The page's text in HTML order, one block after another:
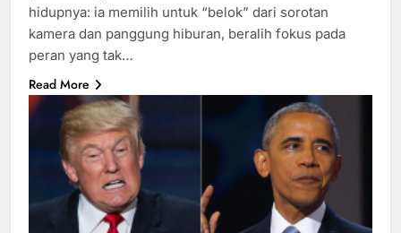
hidupnya: ia memilih untuk “belok” dari sorotan
kamera dan panggung hiburan, beralih fokus pada
peran yang tak…
Read More